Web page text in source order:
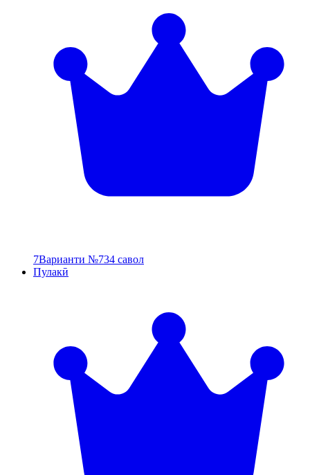
7Варианти №734 савол
Пулакӣ